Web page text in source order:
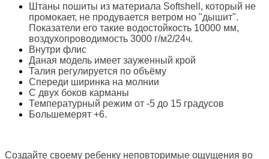
Штаны пошиты из материала Softshell, который не
промокает, не продувается ветром но "дышит".
Показатели его такие водостойкость 10000 мм,
воздухопроводимость 3000 г/м2/24ч.
Внутри флис
Даная модель имеет зауженный крой
Талия регулируется по объёму
Спереди ширинка на молнии
С двух боков карманы
Температурный режим от -5 до 15 градусов
Большемерят +6.
Создайте своему ребенку неповторимые ощущения во